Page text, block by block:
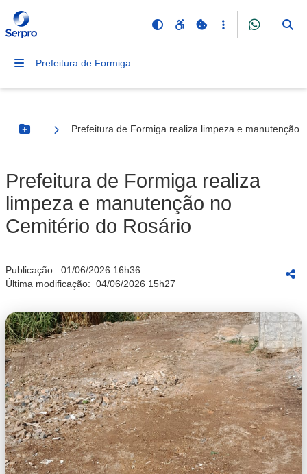
Prefeitura de Formiga
Botão Menu
Prefeitura de Formiga realiza limpeza e manutenção
Prefeitura de Formiga realiza
limpeza e manutenção no
Cemitério do Rosário
Publicação: 01/06/2026 16h36
Última modificação: 04/06/2026 15h27